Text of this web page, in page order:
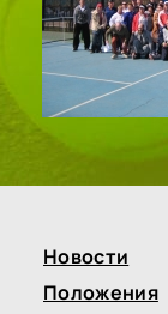
Новости
Положения